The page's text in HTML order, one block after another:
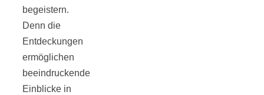
begeistern.
Denn die
Entdeckungen
ermöglichen
beeindruckende
Einblicke in